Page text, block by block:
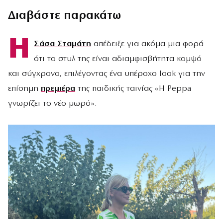
Διαβάστε παρακάτω
Η Σάσα Σταμάτη απέδειξε για ακόμα μια φορά
ότι το στυλ της είναι αδιαμφισβήτητα κομψό
και σύγχρονο, επιλέγοντας ένα υπέροχο look για την
επίσημη πρεμιέρα της παιδικής ταινίας «Η Peppa
γνωρίζει το νέο μωρό».